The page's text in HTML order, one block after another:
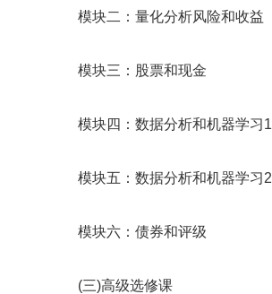
模块二：量化分析风险和收益
模块三：股票和现金
模块四：数据分析和机器学习1
模块五：数据分析和机器学习2
模块六：债券和评级
(三)高级选修课